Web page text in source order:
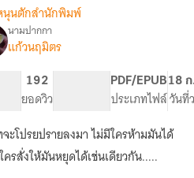
เรื่อง~ขอก
อด
เธอ
หน่อย
ได้
ไหม
คืน
นี้~
นตักสำนักพิมพ์
นามปากกา
แก้วนฤมิตร
192
ยอดวิว
PDF/EPUB
ประเภทไฟล์
18
วันที่
รสั่งให้มันหยุดได้เช่นเดียวกัน.....